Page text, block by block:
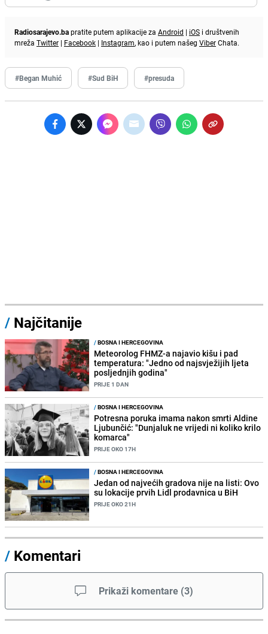
Radiosarajevo.bapratite putem aplikacije za Android | iOS i društvenih
mreža Twitter | Facebook | Instagram, kao i putem našeg ViberChata.
#Began Muhić #Sud BiH #presuda
/ Najčitanije
/BOSNA I HERCEGOVINA
Meteorolog FHMZ-a najavio kišu i pad
temperatura: "Jedno od najsvježijih ljeta
posljednjih godina"
PRIJE 1 DAN
/BOSNA I HERCEGOVINA
Potresna poruka imama nakon smrti Aldine
Ljubunčić: "Dunjaluk ne vrijedi ni koliko krilo
komarca"
PRIJE OKO 17H
/BOSNA I HERCEGOVINA
Jedan od najvećih gradova nije na listi: Ovo
su lokacije prvih Lidl prodavnica u BiH
PRIJE OKO 21H
/ Komentari
Prikaži komentare (3)